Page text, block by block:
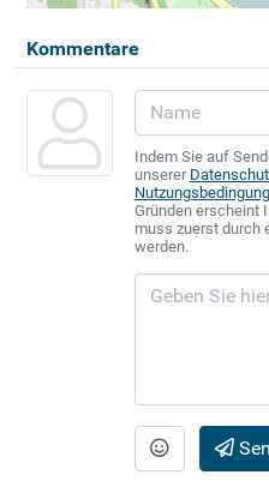
Kommentare
Indem Sie auf
unserer
Gründen erscheint
muss zuerst durch
werden.